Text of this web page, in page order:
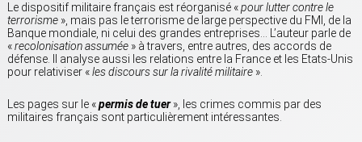
Le dispositif militaire français est réorganisé «pour lutter contre le
terrorisme », mais pas le terrorisme de large perspective du FMI, de la
Banque mondiale, ni celui des grandes entreprises… L’auteur parle de
«recolonisation assumée » à travers, entre autres, des accords de
défense. Il analyse aussi les relations entre la France et les Etats-Unis
pour relativiser «les discours sur la rivalité militaire ».
Les pages sur le «permis de tuer », les crimes commis par des
militaires français sont particulièrement intéressantes.